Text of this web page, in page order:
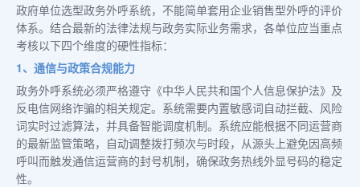
政府单位选型政务外呼系统，不能简单套用企业销售型外呼的评价
体系。结合最新的法律法规与政务实际业务需求，各单位应当重点
考核以下四个维度的硬性指标：
1、通信与政策合规能力
政务外呼系统必须严格遵守《中华人民共和国个人信息保护法》及
反电信网络诈骗的相关规定。系统需要内置敏感词自动拦截、风险
词实时过滤算法，并具备智能调度机制。系统应能根据不同运营商
的最新监管策略，自动调整拨打频次与时段，从源头上避免因高频
呼叫而触发通信运营商的封号机制，确保政务热线外显号码的稳定
性。